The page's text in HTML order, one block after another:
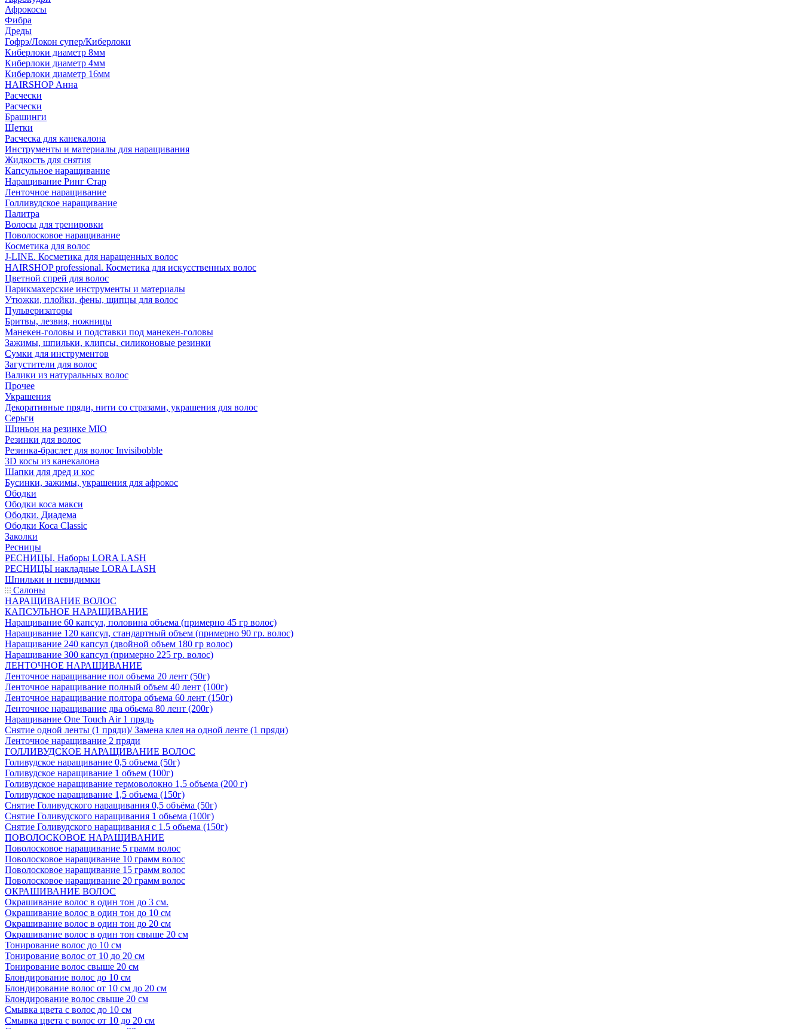
Афрокосы
Фибра
Дреды
Гофрэ/Локон супер/Киберлоки
Киберлоки диаметр 8мм
Киберлоки диаметр 4мм
Киберлоки диаметр 16мм
HAIRSHOP Анна
Расчески
Расчески
Брашинги
Щетки
Расческа для канекалона
Инструменты и материалы для наращивания
Жидкость для снятия
Капсульное наращивание
Наращивание Ринг Стар
Ленточное наращивание
Голливудское наращивание
Палитра
Волосы для тренировки
Поволосковое наращивание
Косметика для волос
J-LINE. Косметика для наращенных волос
HAIRSHOP professional. Косметика для искусственных волос
Цветной спрей для волос
Парикмахерские инструменты и материалы
Утюжки, плойки, фены, щипцы для волос
Пульверизаторы
Бритвы, лезвия, ножницы
Манекен-головы и подставки под манекен-головы
Зажимы, шпильки, клипсы, силиконовые резинки
Сумки для инструментов
Загустители для волос
Валики из натуральных волос
Прочее
Украшения
Декоративные пряди, нити со стразами, украшения для волос
Серьги
Шиньон на резинке MIO
Резинки для волос
Резинка-браслет для волос Invisibobble
3D косы из канекалона
Шапки для дред и кос
Бусинки, зажимы, украшения для афрокос
Ободки
Ободки коса макси
Ободки. Диадема
Ободки Коса Classic
Заколки
Ресницы
РЕСНИЦЫ. Наборы LORA LASH
РЕСНИЦЫ накладные LORA LASH
Шпильки и невидимки
Салоны
НАРАЩИВАНИЕ ВОЛОС
КАПСУЛЬНОЕ НАРАЩИВАНИЕ
Наращивание 60 капсул, половина объема (примерно 45 гр волос)
Наращивание 120 капсул, стандартный объем (примерно 90 гр. волос)
Наращивание 240 капсул (двойной объем 180 гр волос)
Наращивание 300 капсул (примерно 225 гр. волос)
ЛЕНТОЧНОЕ НАРАЩИВАНИЕ
Ленточное наращивание пол объема 20 лент (50г)
Ленточное наращивание полный объем 40 лент (100г)
Ленточное наращивание полтора объема 60 лент (150г)
Ленточное наращивание два обьема 80 лент (200г)
Наращивание One Touch Air 1 прядь
Снятие одной ленты (1 пряди)/ Замена клея на одной ленте (1 пряди)
Ленточное наращивание 2 пряди
ГОЛЛИВУДСКОЕ НАРАЩИВАНИЕ ВОЛОС
Голивудское наращивание 0,5 объема (50г)
Голивудское наращивание 1 объем (100г)
Голивудское наращивание термоволокно 1,5 объема (200 г)
Голивудское наращивание 1,5 объема (150г)
Снятие Голивудского наращивания 0,5 объёма (50г)
Снятие Голивудского наращивания 1 обьема (100г)
Снятие Голивудского наращивания с 1.5 обьема (150г)
ПОВОЛОСКОВОЕ НАРАЩИВАНИЕ
Поволосковое наращивание 5 грамм волос
Поволосковое наращивание 10 грамм волос
Поволосковое наращивание 15 грамм волос
Поволосковое наращивание 20 грамм волос
ОКРАШИВАНИЕ ВОЛОС
Окрашивание волос в один тон до 3 см.
Окрашивание волос в один тон до 10 см
Окрашивание волос в один тон до 20 см
Окрашивание волос в один тон свыше 20 см
Тонирование волос до 10 см
Тонирование волос от 10 до 20 см
Тонирование волос свыше 20 см
Блондирование волос до 10 см
Блондирование волос от 10 см до 20 см
Блондирование волос свыше 20 см
Смывка цвета с волос до 10 см
Смывка цвета с волос от 10 до 20 см